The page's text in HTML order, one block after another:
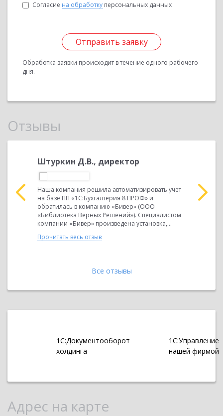
Согласие на обработку персональных данных
Отправить заявку
Обработка заявки происходит в течение одного рабочего
дня.
Отзывы
учет
Штуркин Д.В., директор
Наша компания решила автоматизировать учет
на базе ПП «1С:Бухгалтерия 8 ПРОФ» и
обратилась в компанию «Бивер» (ООО
«Библиотека Верных Решений»). Специалистом
компании «Бивер» произведена установка,...
Прочитать весь отзыв
Наша
на базе
Все отзывы
1С:Документооборот
холдинга
1С:Управление
нашей фирмой
Адрес на карте